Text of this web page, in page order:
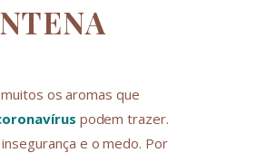
os aromas que
podem trazer.
e o medo. Por